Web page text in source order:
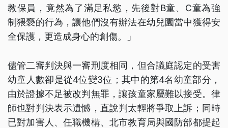
教保員，竟然為了滿足私慾，先後對B童、C童為強
制猥褻的行為，讓他們沒有辦法在幼兒園當中獲得安
全保護，更造成身心的創傷。」
儘管二審判決與一審刑度相同，但合議庭認定的受害
幼童人數卻是從4位變3位；其中的第4名幼童部分，
由於證據不足被改判無罪，讓孩童家屬難以接受。律
師也對判決表示遺憾，直說判太輕將爭取上訴；同時
已對加害人、任職機構、北市教育局與國防部都提起